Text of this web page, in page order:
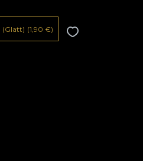
(Glatt) (1,90€)